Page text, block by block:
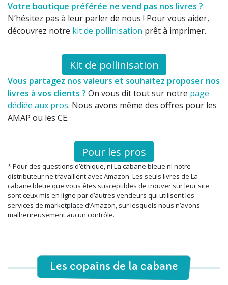
Votre boutique préférée ne vend pas nos livres ?
N’hésitez pas à leur parler de nous ! Pour vous aider,
découvrez notre kit de pollinisation prêt à imprimer.
Kit de pollinisation
Vous partagez nos valeurs et souhaitez proposer nos
livres à vos clients ? On vous dit tout sur notre page
dédiée aux pros. Nous avons même des offres pour les
AMAP ou les CE.
Pour les pros
* Pour des questions d’éthique, ni La cabane bleue ni notre
distributeur ne travaillent avec Amazon. Les seuls livres de La
cabane bleue que vous êtes susceptibles de trouver sur leur site
sont ceux mis en ligne par d’autres vendeurs qui utilisent les
services de marketplace d’Amazon, sur lesquels nous n’avons
malheureusement aucun contrôle.
Les copains de la cabane